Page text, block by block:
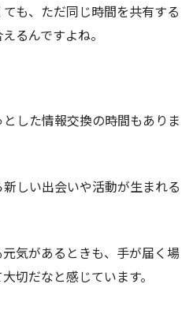
も、ただ同じ時間を共有する
るんですよね。
した情報交換の時間もありま
しい出会いや活動が生まれる
気があるときも、手が届く場
切だなと感じています。